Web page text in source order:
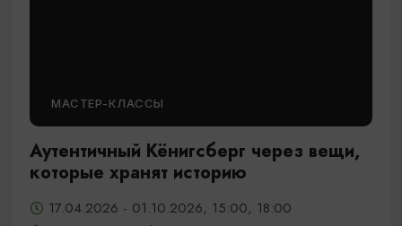
МАСТЕР-КЛАССЫ
Аутентичный Кёнигсберг через вещи,
которые хранят историю
17.04.2026 - 01.10.2026, 15:00, 18:00